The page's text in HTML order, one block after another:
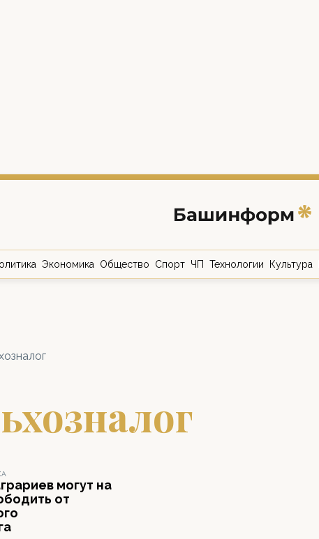
Экономика Общество Спорт ЧП Технологии Культура
могут на
от